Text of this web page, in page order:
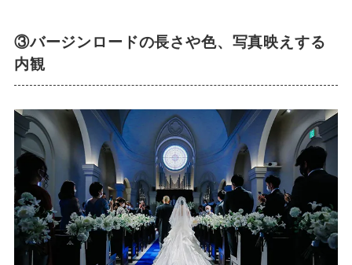
③バージンロードの長さや色、写真映えする
内観